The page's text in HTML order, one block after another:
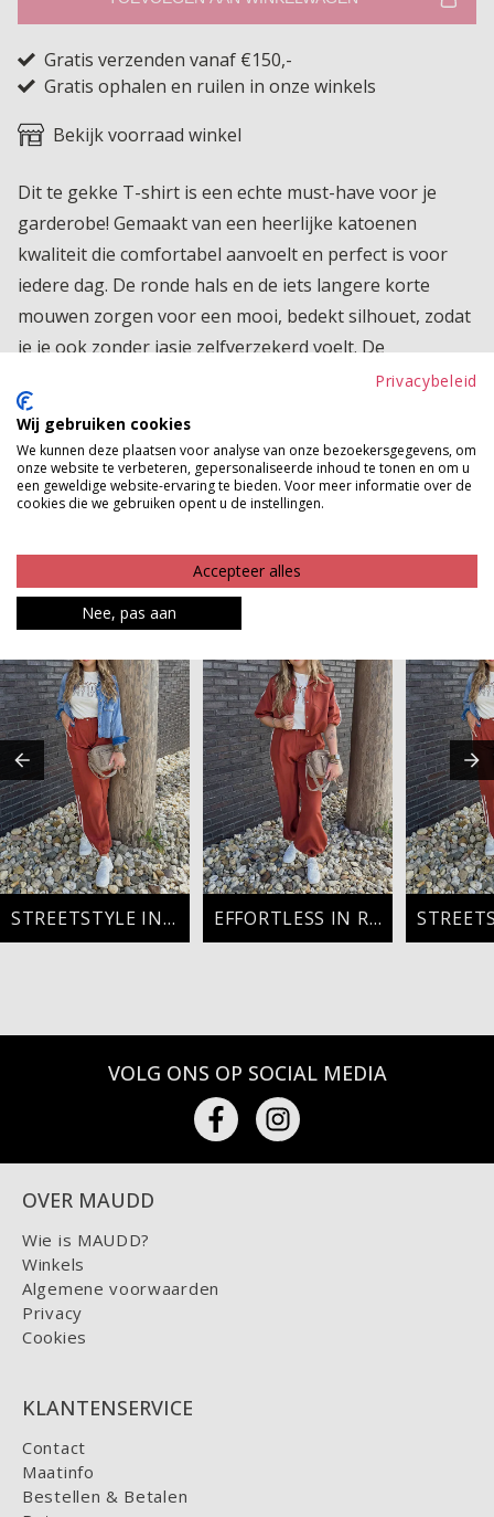
Gratis verzenden vanaf €150,-
Gratis ophalen en ruilen in onze winkels
Bekijk voorraad winkel
Dit te gekke T-shirt is een echte must-have voor je
garderobe! Gemaakt van een heerlijke katoenen
kwaliteit die comfortabel aanvoelt en perfect is voor
iedere dag. De ronde hals en de iets langere korte
mouwen zorgen voor een mooi, bedekt silhouet, zodat
je je ook zonder jasje zelfverzekerd voelt. De
opvallende opdruk aan de voorkant geeft het shirt een
stoere en trendy uitstraling, waardoor je het
moeiteloos combineert met al je favoriete outfits.
Product kenmerken
MAAK JE LOOK COMPLEET
STREETSTYLE IN RUST EFFORTLESS IN RUST
VOLG ONS OP SOCIAL MEDIA
OVER MAUDD
Wie is MAUDD?
Winkels
Algemene voorwaarden
Privacy
Cookies
KLANTENSERVICE
Contact
Maatinfo
Bestellen & Betalen
Privacybeleid
Wij gebruiken cookies
We kunnen deze plaatsen voor analyse van onze bezoekersgegevens, om
onze website te verbeteren, gepersonaliseerde inhoud te tonen en om u
een geweldige website-ervaring te bieden. Voor meer informatie over de
cookies die we gebruiken opent u de instellingen.
Accepteer alles
Nee, pas aan